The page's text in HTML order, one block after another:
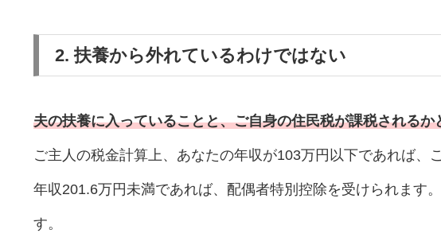
2. 扶養から外れているわけではない
夫の扶養に入っていることと、ご自身の住民税が課税される
ご主人の税金計算上、あなたの年収が103万円以下であれば、
年収201.6万円未満であれば、配偶者特別控除を受けられます
す。